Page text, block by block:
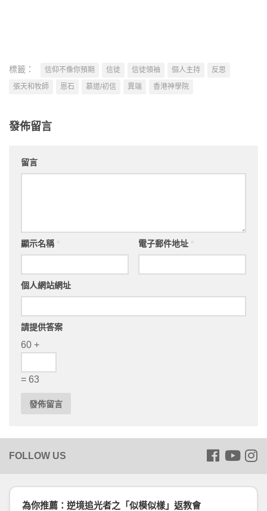
標籤： 信仰不像你預期 信徒 信徒領袖 個人主持
反思
張天和牧師
恩石 慕道/初信 異端 香港神學院
發佈留言
留言
顯示名稱 電子郵件地址
個人網站網址
請提供答案
60 +
= 63
為你推薦：逆境追光者之「似模似樣」返教會